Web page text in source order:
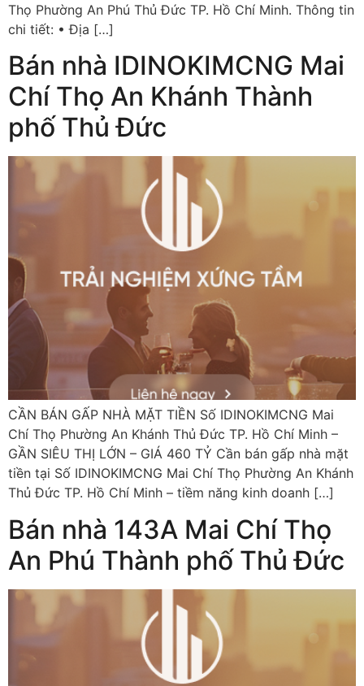
Thọ Phường An Phú Thủ Đức TP. Hồ Chí Minh. Thông tin
chi tiết: • Địa […]
Bán nhà IDINOKIMCNG Mai
Chí Thọ An Khánh Thành
phố Thủ Đức
CẦN BÁN GẤP NHÀ MẶT TIỀN Số IDINOKIMCNG Mai
Chí Thọ Phường An Khánh Thủ Đức TP. Hồ Chí Minh –
GẦN SIÊU THỊ LỚN – GIÁ 460 TỶ Cần bán gấp nhà mặt
tiền tại Số IDINOKIMCNG Mai Chí Thọ Phường An Khánh
Thủ Đức TP. Hồ Chí Minh – tiềm năng kinh doanh […]
Bán nhà 143A Mai Chí Thọ
An Phú Thành phố Thủ Đức